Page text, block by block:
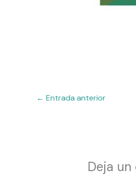
← Entrada anterior
Deja